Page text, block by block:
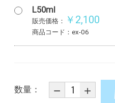
L50ml
販売価格： ￥2,100
商品コード：ex-06
数量：